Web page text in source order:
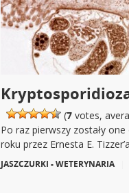
(7 votes,
Po raz pierwszy zostały
roku przez Ernesta E.
JASZCZURKI - WETERYNARIA